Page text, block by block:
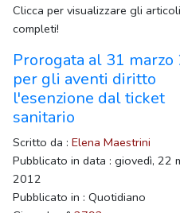
Clicca per visualizzare gli articoli
completi!
Prorogata al 31 marzo
per gli aventi diritto
l'esenzione dal ticket
sanitario
Scritto da : Elena Maestrini
Pubblicato in data : giovedì, 22
2012
Pubblicato in : Quotidiano